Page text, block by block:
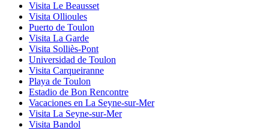
Visita Le Beausset
Visita Ollioules
Puerto de Toulon
Visita La Garde
Visita Solliès-Pont
Universidad de Toulon
Visita Carqueiranne
Playa de Toulon
Estadio de Bon Rencontre
Vacaciones en La Seyne-sur-Mer
Visita La Seyne-sur-Mer
Visita Bandol